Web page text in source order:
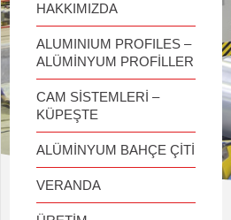
HAKKIMIZDA
ALUMINIUM PROFILES –
ALÜMİNYUM PROFİLLER
CAM SİSTEMLERİ –
KÜPEŞTE
ALÜMİNYUM BAHÇE ÇİTİ
VERANDA